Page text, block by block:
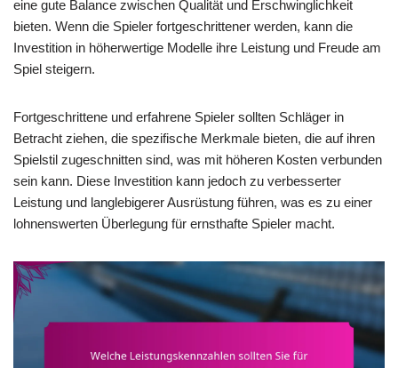
eine gute Balance zwischen Qualität und Erschwinglichkeit
bieten. Wenn die Spieler fortgeschrittener werden, kann die
Investition in höherwertige Modelle ihre Leistung und Freude am
Spiel steigern.
Fortgeschrittene und erfahrene Spieler sollten Schläger in
Betracht ziehen, die spezifische Merkmale bieten, die auf ihren
Spielstil zugeschnitten sind, was mit höheren Kosten verbunden
sein kann. Diese Investition kann jedoch zu verbesserter
Leistung und langlebigerer Ausrüstung führen, was es zu einer
lohnenswerten Überlegung für ernsthafte Spieler macht.